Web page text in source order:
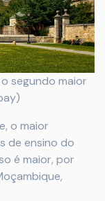
segundo maior
o maior
de ensino do
é maior, por